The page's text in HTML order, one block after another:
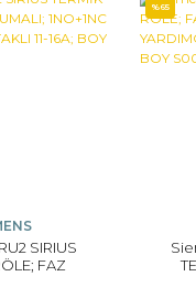
SIRIUS
FAZ
%65